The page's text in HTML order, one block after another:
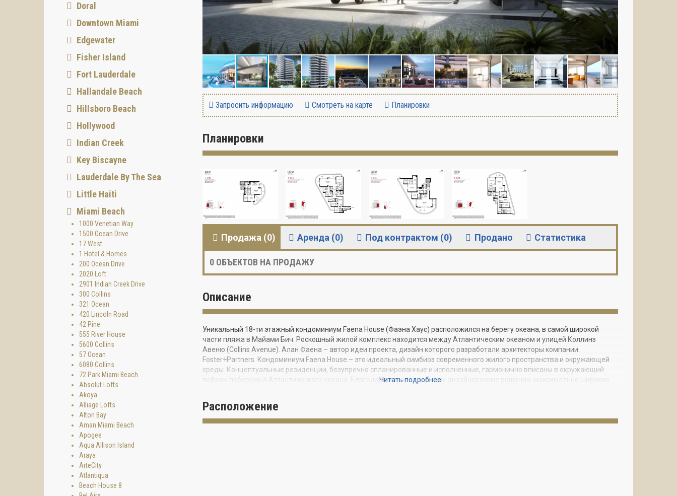
Запросить информацию Смотреть на карте Планировки
Планировки
Продажа (0) Аренда (0) Под контрактом (0) Продано Статистика
0 ОБЪЕКТОВ НА ПРОДАЖУ
Описание
Уникальный 18-ти этажный кондоминиум Faena House (Фаэна Хаус) расположился на берегу океана, в самой широкой
части пляжа в Майами Бич. Роскошный жилой комплекс находится между Атлантическим океаном и улицей Коллинз
Авеню (Collins Avenue). Алан Фаена – автор идеи проекта, дизайн которого разработали архитекторы компании
Foster+Partners. Кондоминиум Faena House – это идеальный симбиоз современного жилого пространства и окружающей
среды. Концептуальные резиденции, безупречно спланированные и исполненные, гармонично вписаны в окружающий
пейзаж побережья Атлантического океана. Благодаря инновационному дизайнерскому решению максимально широкие
уровень искусства роскошной жизни. Для реализации грандиозного проекта Алан Фаена, курирующий самый успешный
Читать подробнее
Расположение
Doral
Downtown Miami
Edgewater
Fisher Island
Fort Lauderdale
Hallandale Beach
Hillsboro Beach
Hollywood
Indian Creek
Key Biscayne
Lauderdale By The Sea
Little Haiti
Miami Beach
1000 Venetian Way
1500 Ocean Drive
17 West
1 Hotel & Homes
200 Ocean Drive
2020 Loft
2901 Indian Creek Drive
300 Collins
321 Ocean
420 Lincoln Road
42 Pine
555 River House
5600 Collins
57 Ocean
6080 Collins
72 Park Miami Beach
Absolut Lofts
Akoya
Alliage Lofts
Alton Bay
Aman Miami Beach
Apogee
Aqua Allison Island
Araya
ArteCity
Atlantiqua
Beach House 8